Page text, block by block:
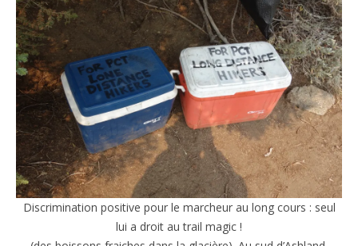
Discrimination positive pour le marcheur au long cours : seul
lui a droit au trail magic !